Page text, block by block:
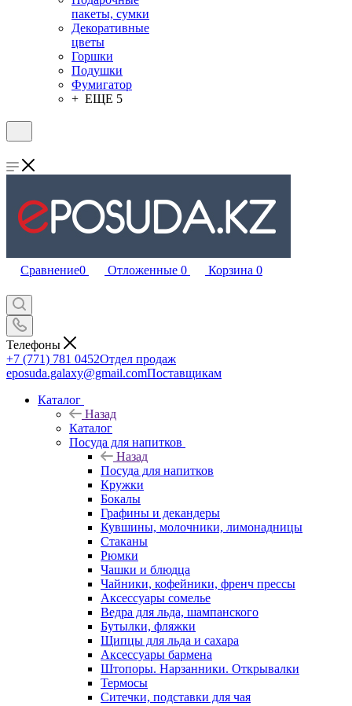
пакеты, сумки
Декоративные
цветы
Горшки
Подушки
Фумигатор
+ ЕЩЕ 5
Сравнение0 Отложенные 0 Корзина 0
Телефоны
+7 (771) 781 0452Отдел продаж
eposuda.galaxy@gmail.comПоставщикам
Каталог
Назад
Каталог
Посуда для напитков
Назад
Посуда для напитков
Кружки
Бокалы
Графины и декандеры
Кувшины, молочники, лимонадницы
Стаканы
Рюмки
Чашки и блюдца
Чайники, кофейники, френч прессы
Аксессуары сомелье
Ведра для льда, шампанского
Бутылки, фляжки
Щипцы для льда и сахара
Аксессуары бармена
Штопоры. Нарзанники. Открывалки
Термосы
Ситечки, подставки для чая